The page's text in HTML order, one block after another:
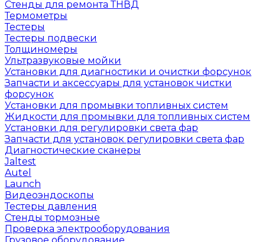
Стенды для ремонта ТНВД
Термометры
Тестеры
Тестеры подвески
Толщиномеры
Ультразвуковые мойки
Установки для диагностики и очистки форсунок
Запчасти и аксессуары для установок чистки
форсунок
Установки для промывки топливных систем
Жидкости для промывки для топливных систем
Установки для регулировки света фар
Запчасти для установок регулировки света фар
Диагностические сканеры
Jaltest
Autel
Launch
Видеоэндоскопы
Тестеры давления
Стенды тормозные
Проверка электрооборудования